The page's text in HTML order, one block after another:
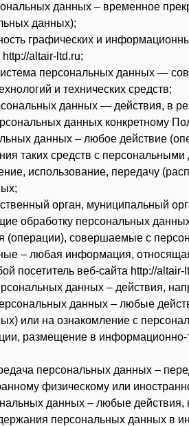
данных – временное
данных);
графических и
altair-ltd.ru;
персональных данных —
и технических средств;
данных — действия, в
данных конкретному
данных – любое действие
таких средств с
использование, передачу
орган, муниципальный
обработку персональных
(операции), совершаемые с
– любая информация,
посетитель веб-сайта http://altair-
данных – действия,
данных – любые
или на ознакомление с
размещение в информационно-
персональных данных –
физическому или
данных – любые действия,
персональных данных в